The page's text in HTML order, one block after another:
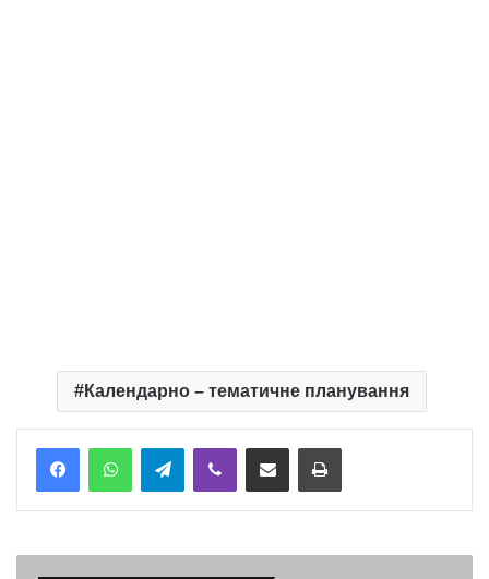
Календарно – тематичне планування
TelegramViber Надіслати електронною поштоюНадрукувати